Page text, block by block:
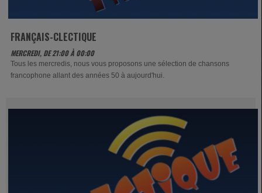
FRANÇAIS-CLECTIQUE
MERCREDI, DE 21:00 À 00:00
Tous les mercredis, nous vous proposons une sélection de chansons
francophone allant des années 50 à aujourd'hui.